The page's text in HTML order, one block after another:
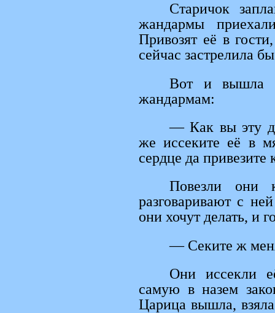
Старичок
жандармы
Привозят её в
сейчас застрелила
Вот и вышла
жандармам:
— Как вы эту
же иссеките её в
сердце да привезите
Повезли они
разговаривают с
они хочут делать, и
— Секите ж
Они иссекли
самую в назем
Царица вышла,